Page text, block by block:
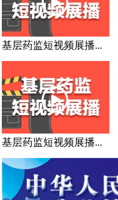
基层药监短视频展播...
基层药监短视频展播...